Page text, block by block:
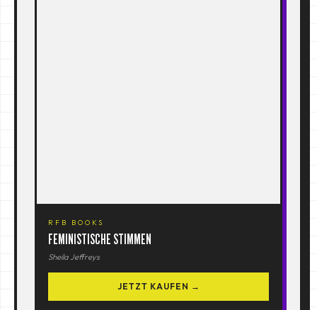
RFB BOOKS
FEMINISTISCHE STIMMEN
Sheila Jeffreys
JETZT KAUFEN →